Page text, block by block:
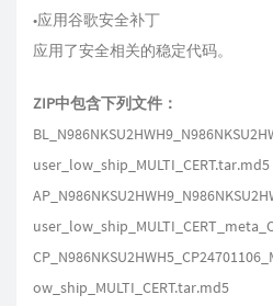
•应用谷歌安全补丁
应用了安全相关的稳定代码。
ZIP中包含下列文件：
user_low_ship_MULTI_CERT.tar.md5
ow_ship_MULTI_CERT.tar.md5